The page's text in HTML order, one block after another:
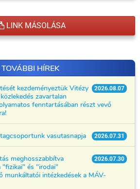
LINK MÁSOLÁSA
TOVÁBBI HÍREK
2026.08.07
kezdeményeztük Vitézy
zavartalan
fenntartásában részt vevő
2026.07.31
vasutasnapja
2026.07.30
meghosszabbítva
"fizikai" és "irodai"
munkáltatói intézkedések a MÁV-